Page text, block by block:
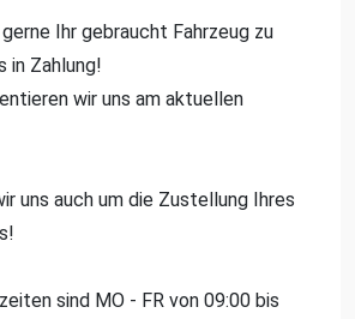
Ihr gebraucht Fahrzeug zu
in Zahlung!
wir uns am aktuellen
uns auch um die Zustellung Ihres
sind MO - FR von 09:00 bis